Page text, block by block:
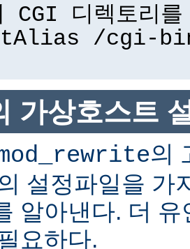
CGI 디렉토리를
/cgi-
가상호스트
의
설정파일을 가
알아낸다. 더
요하다.